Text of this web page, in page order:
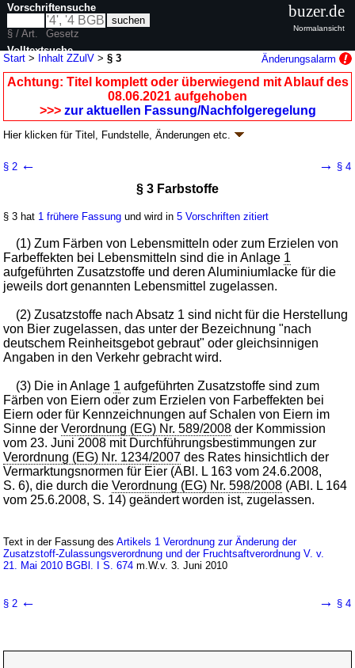
Start > Inhalt ZZulV >§ 3 Änderungsalarm
Achtung: Titel komplett oder überwiegend mit Ablauf des
08.06.2021 aufgehoben
>>> zur aktuellen Fassung/Nachfolgeregelung
Hier klicken fürTitel, Fundstelle, Änderungen etc.
(ZZulV)
BGBl. I S. 230, 231; aufgehoben durch
Geltung ab 06.02.1998; FNA: 2125-40-71Lebens- und Genussmittel,
11 weitere Fassungen | Drucksachen / Entwurf / Begründung |
wird in 30 Vorschriften zitiert
§ 2 ← → § 4
§ 3 Farbstoffe
§ 3 hat 1 frühere Fassung und wird in5 Vorschriften zitiert
(1) Zum Färben von Lebensmitteln oder zum Erzielen von
Farbeffekten bei Lebensmitteln sind die in Anlage 1
aufgeführten Zusatzstoffe und deren Aluminiumlacke für die
jeweils dort genannten Lebensmittel zugelassen.
(2) Zusatzstoffe nach Absatz 1 sind nicht für die Herstellung
von Bier zugelassen, das unter der Bezeichnung "nach
deutschem Reinheitsgebot gebraut" oder gleichsinnigen
Angaben in den Verkehr gebracht wird.
(3) Die in Anlage 1 aufgeführten Zusatzstoffe sind zum
Färben von Eiern oder zum Erzielen von Farbeffekten bei
Eiern oder für Kennzeichnungen auf Schalen von Eiern im
Sinne derVerordnung (EG) Nr. 589/2008 der Kommission
vom 23. Juni 2008 mit Durchführungsbestimmungen zur
Verordnung (EG) Nr. 1234/2007 des Rates hinsichtlich der
Vermarktungsnormen für Eier (ABl. L 163 vom 24.6.2008,
S. 6), die durch dieVerordnung (EG) Nr. 598/2008 (ABl. L 164
vom 25.6.2008, S. 14) geändert worden ist, zugelassen.
Text in der Fassung desArtikels 1 Verordnung zur Änderung der
Zusatzstoff-Zulassungsverordnung und der Fruchtsaftverordnung V. v.
21. Mai 2010 BGBl. I S. 674 m.W.v. 3. Juni 2010
§ 2 ← → § 4
Vorschriftensuche
§ / Art.
Gesetz
Volltextsuche
nur in ZZulV
buzer.de
Normalansicht